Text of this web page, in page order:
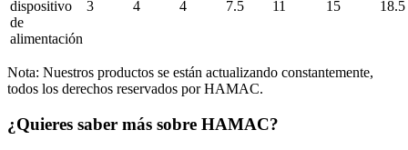
dispositivo
de
alimentación
3 4 4 7.5 11 15 18.5
Nota: Nuestros productos se están actualizando constantemente,
todos los derechos reservados por HAMAC.
¿Quieres saber más sobre HAMAC?